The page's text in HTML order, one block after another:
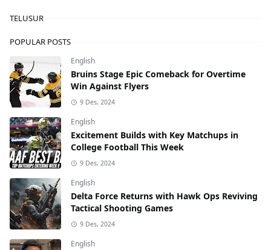
TELUSUR
POPULAR POSTS
English
Bruins Stage Epic Comeback for Overtime
Win Against Flyers
9 Des, 2024
English
Excitement Builds with Key Matchups in
College Football This Week
9 Des, 2024
English
Delta Force Returns with Hawk Ops Reviving
Tactical Shooting Games
9 Des, 2024
English